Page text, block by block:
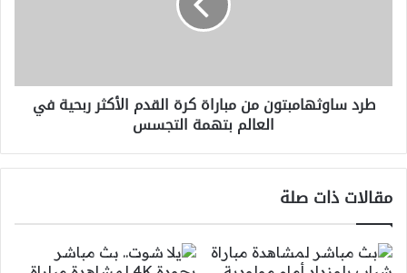
في
العالم
طرد ساوثهامبتون من مباراة كرة القدم الأكثر ربحية في
العالم بتهمة التجسس
مقالات ذات صلة